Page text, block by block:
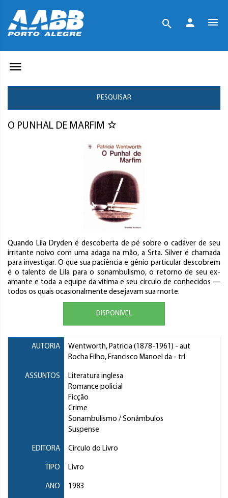
PESQUISAR
O PUNHAL DE MARFIM
Quando Lila Dryden é descoberta de pé sobre o cadáver de seu
irritante noivo com uma adaga na mão, a Srta. Silver é chamada
para investigar. O que sua paciência e gênio particular descobrem
é o talento de Lila para o sonambulismo, o retorno de seu ex-
amante e toda a equipe da vítima e seu círculo de conhecidos —
todos os quais ocasionalmente desejavam sua morte.
DISPONÍVEL
AUTORIA Wentworth, Patricia (1878-1961) - aut
Rocha Filho, Francisco Manoel da - trl
ASSUNTOS
Literatura inglesa
Romance policial
Ficção
Crime
Sonambulismo / Sonâmbulos
Suspense
EDITORA Círculo do Livro
TIPO Livro
ANO 1983